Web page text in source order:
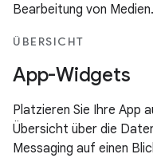
Bearbeitung von Medien.
ÜBERSICHT
App-Widgets
Platzieren Sie Ihre App
Übersicht über die
Messaging auf einen